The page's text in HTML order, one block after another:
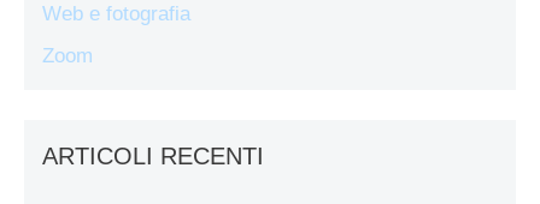
Web e fotografia
Zoom
ARTICOLI RECENTI